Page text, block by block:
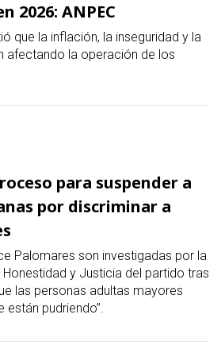
2026: ANPEC
que la inflación, la inseguridad y la
afectando la operación de los
para suspender a
por discriminar a
Palomares son investigadas por la
y Justicia del partido tras
las personas adultas mayores
están pudriendo”.